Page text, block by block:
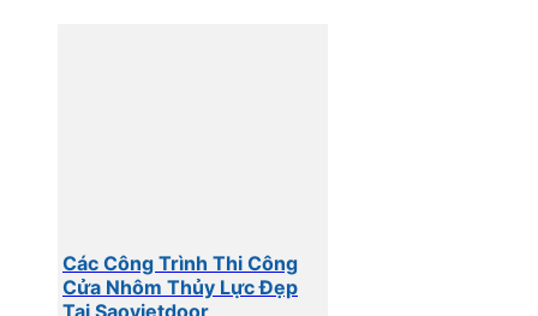
Các Công Trình Thi Công
Cửa Nhôm Thủy Lực Đẹp
Tại Saovietdoor